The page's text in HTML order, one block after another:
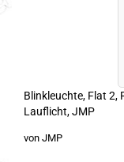
Blinkleuchte, Flat 2,
Lauflicht, JMP
von JMP